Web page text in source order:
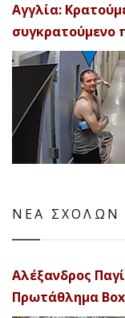
Αγγλία:
συγκρατούμενο
ΝΕΑ ΣΧΟΛΩΝ
Αλέξανδρος
Πρωτάθλημα